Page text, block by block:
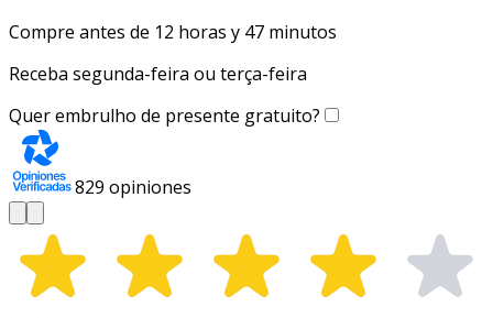
Compre antes de 12 horas y 47 minutos
Receba segunda-feira ou terça-feira
Quer embrulho de presente gratuito?
829 opiniones